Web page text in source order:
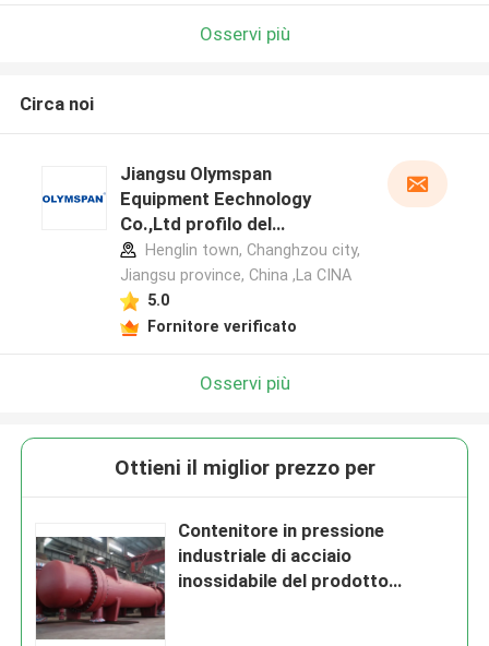
Osservi più
Circa noi
Jiangsu Olymspan
Equipment Eechnology
Co.,Ltd profilo del
produttore
Henglin town, Changhzou city,
Jiangsu province, China ,La CINA
5.0
Fornitore verificato
Osservi più
Ottieni il miglior prezzo per
Contenitore in pressione
industriale di acciaio
inossidabile del prodotto